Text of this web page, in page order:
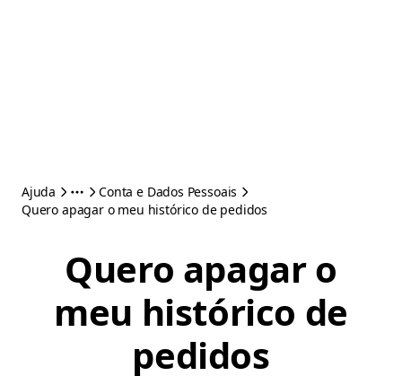
Ajuda
Conta e Dados Pessoais
Quero apagar o meu histórico de pedidos
Quero apagar o
meu histórico de
pedidos